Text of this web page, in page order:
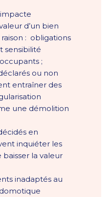
d’un bien
: obligations
sensibilité
;
ou non
entraîner des
une démolition
en
inquiéter les
la valeur
inadaptés au